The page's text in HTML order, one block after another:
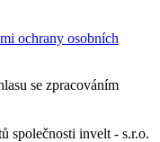
ochrany osobních
se zpracováním
společnosti invelt - s.r.o.